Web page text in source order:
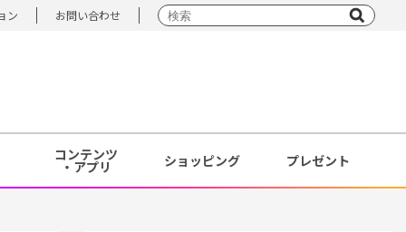
ン お問い合わせ
コンテンツ
・アプリ ショッピング プレゼント